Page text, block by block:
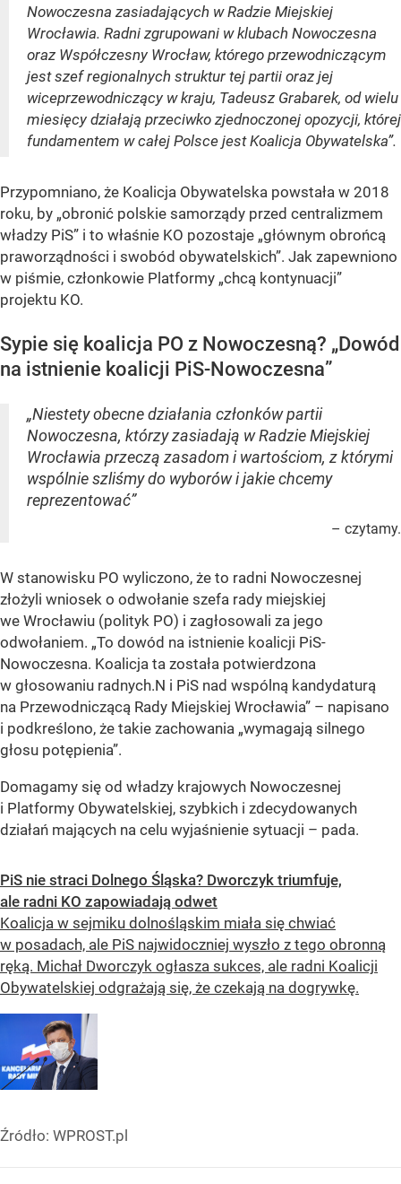
Nowoczesna zasiadających w Radzie Miejskiej
Wrocławia. Radni zgrupowani w klubach Nowoczesna
oraz Współczesny Wrocław, którego przewodniczącym
jest szef regionalnych struktur tej partii oraz jej
wiceprzewodniczący w kraju, Tadeusz Grabarek, od wielu
miesięcy działają przeciwko zjednoczonej opozycji, której
fundamentem w całej Polsce jest Koalicja Obywatelska”.
Przypomniano, że Koalicja Obywatelska powstała w 2018
roku, by „obronić polskie samorządy przed centralizmem
władzy PiS” i to właśnie KO pozostaje „głównym obrońcą
praworządności i swobód obywatelskich”. Jak zapewniono
w piśmie, członkowie Platformy „chcą kontynuacji”
projektu KO.
Sypie się koalicja PO z Nowoczesną? „Dowód
na istnienie koalicji PiS-Nowoczesna”
„Niestety obecne działania członków partii
Nowoczesna, którzy zasiadają w Radzie Miejskiej
Wrocławia przeczą zasadom i wartościom, z którymi
wspólnie szliśmy do wyborów i jakie chcemy
reprezentować”
– czytamy.
W stanowisku PO wyliczono, że to radni Nowoczesnej
złożyli wniosek o odwołanie szefa rady miejskiej
we Wrocławiu (polityk PO) i zagłosowali za jego
odwołaniem. „To dowód na istnienie koalicji PiS-
Nowoczesna. Koalicja ta została potwierdzona
w głosowaniu radnych.N i PiS nad wspólną kandydaturą
na Przewodniczącą Rady Miejskiej Wrocławia” – napisano
i podkreślono, że takie zachowania „wymagają silnego
głosu potępienia”.
Domagamy się od władzy krajowych Nowoczesnej
i Platformy Obywatelskiej, szybkich i zdecydowanych
działań mających na celu wyjaśnienie sytuacji – pada.
PiS nie straci Dolnego Śląska? Dworczyk triumfuje,
ale radni KO zapowiadają odwet
Koalicja w sejmiku dolnośląskim miała się chwiać
w posadach, ale PiS najwidoczniej wyszło z tego obronną
ręką. Michał Dworczyk ogłasza sukces, ale radni Koalicji
Obywatelskiej odgrażają się, że czekają na dogrywkę.
Źródło: WPROST.pl